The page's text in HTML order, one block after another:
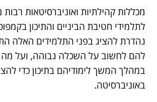
מכללות קהילתיות ואוניברסיטאות
לתלמידי חטיבת הביניים והתיכון
נהדרת להציג בפני התלמידים האלה
להם לחשוב על השכלה גבוהה, ועל מה
במהלך המשך לימודיהם בתיכון כדי
באוניברסיטה.